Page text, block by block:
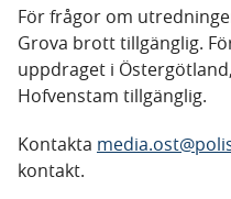
För frågor om
Grova brott tillgänglig.
uppdraget i
Hofvenstam tillgänglig.
Kontakta
kontakt.